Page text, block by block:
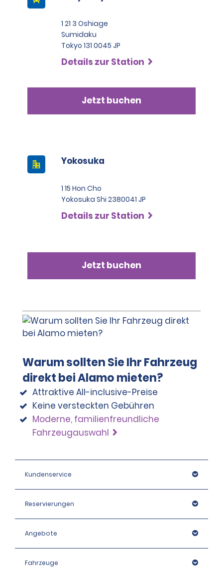
1 21 3 Oshiage
Sumidaku
Tokyo 131 0045 JP
Details zur Station
Jetzt buchen
Yokosuka
1 15 Hon Cho
Yokosuka Shi 2380041 JP
Details zur Station
Jetzt buchen
Warum sollten Sie Ihr Fahrzeug
direkt bei Alamo mieten?
Attraktive All-inclusive-Preise
Keine versteckten Gebühren
Moderne, familienfreundliche
Fahrzeugauswahl
Kundenservice
Reservierungen
Angebote
Fahrzeuge